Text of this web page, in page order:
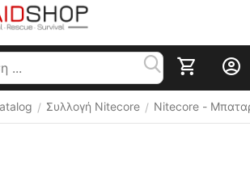
/ Συλλογή Nitecore / Nitecore -